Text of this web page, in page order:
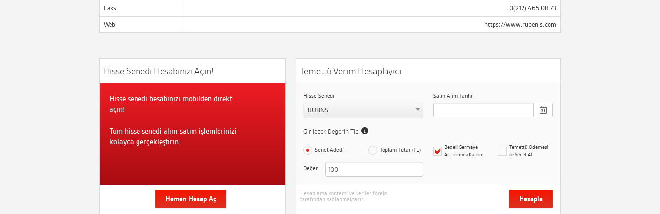
Faks 0(212) 465 08 73
Web https://www.rubenis.com
Hisse Senedi Hesabınızı Açın!
Hisse senedi hesabınızı mobilden direkt
açın!
Tüm hisse senedi alım-satım işlemlerinizi
kolayca gerçekleştirin.
Hemen Hesap Aç
Temettü Verim Hesaplayıcı
Hisse Senedi
RUBNS
Satın Alım Tarihi
Girilecek Değerin Tipi
Senet Adedi Toplam Tutar (TL)
Bedelli Sermaye
Arttırımına Katılım
Temettü Ödemesi
ile Senet Al
Değer
Hesaplama yöntemi ve veriler foreks
tarafından sağlanmaktadır.
Hesapla